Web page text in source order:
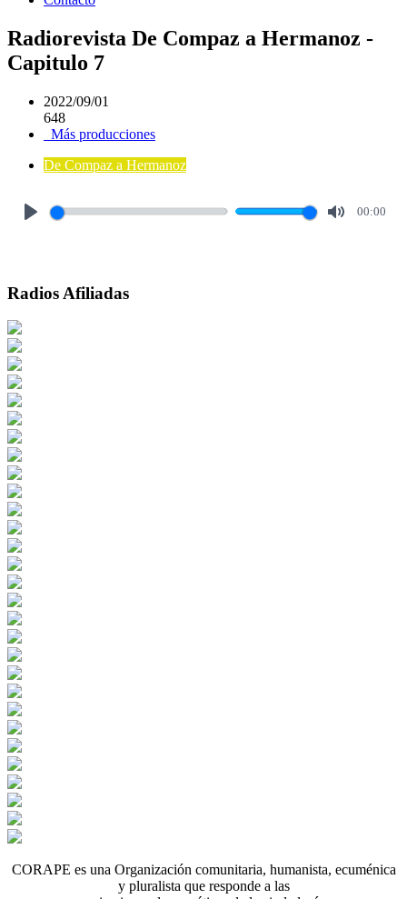
Radiorevista De Compaz a Hermanoz -
Capitulo 7
2022/09/01
648
Más producciones
De Compaz a Hermanoz
00:00
Radios Afiliadas
CORAPE es una Organización comunitaria, humanista, ecuménica
y pluralista que responde a las